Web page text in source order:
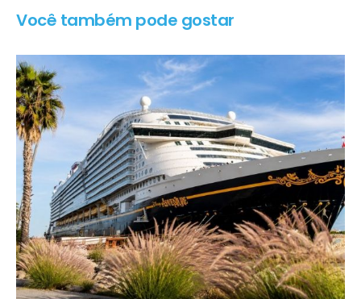
Você também pode gostar